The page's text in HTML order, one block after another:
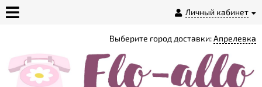
Личный кабинет
магазине
Выберите город доставки:Апрелевка